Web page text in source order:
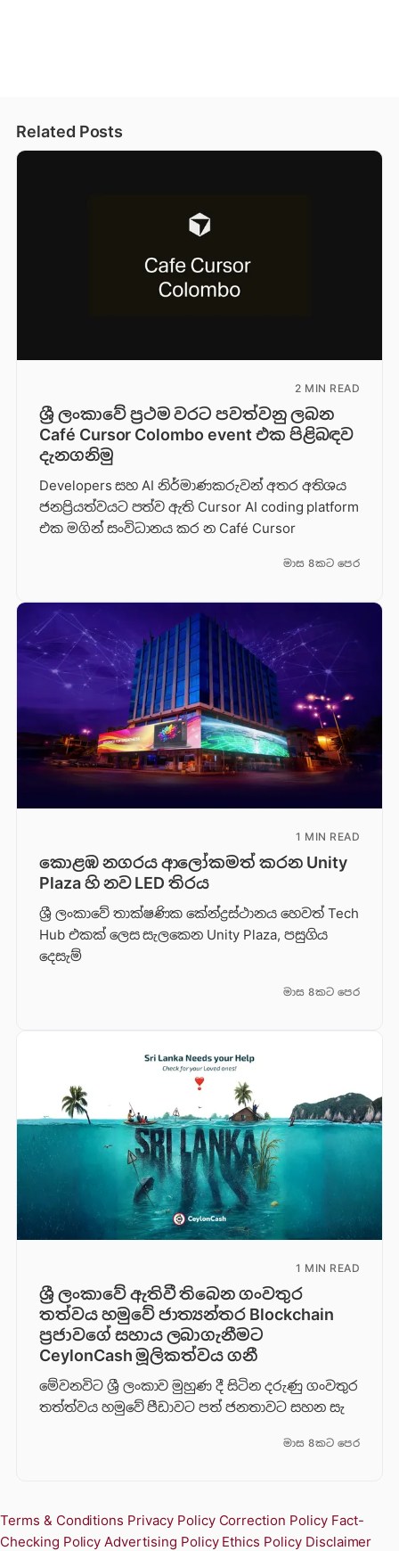
Related Posts
2 MIN READ
ශ්‍රී ලංකාවේ ප්‍රථම වරට පවත්වනු ලබන
Café Cursor Colombo event එක පිළිබඳව
දැනගනිමු
Developers සහ AI නිර්මාණකරුවන් අතර අතිශය
ජනප්‍රියත්වයට පත්ව ඇති Cursor AI coding platform
එක මගින් සංවිධානය කර න Café Cursor
මාස 8කට පෙර
1 MIN READ
කොළඹ නගරය ආලෝකමත් කරන Unity
Plaza හි නව LED තිරය
ශ්‍රී ලංකාවේ තාක්ෂණික කේන්ද්‍රස්ථානය හෙවත් Tech
Hub එකක් ලෙස සැලකෙන Unity Plaza, පසුගිය
දෙසැම්
මාස 8කට පෙර
1 MIN READ
ශ්‍රී ලංකාවේ ඇතිවී තිබෙන ගංවතුර
තත්වය හමුවේ ජාත්‍යන්තර Blockchain
ප්‍රජාවගේ සහාය ලබාගැනීමට
CeylonCash මූලිකත්වය ග​නී
මේවනවිට ශ්‍රී ලංකාව මුහුණ දී සිටින දරුණු ගංවතුර
තත්ත්වය හමුවේ පීඩාවට පත් ජනතාවට සහන සැ
මාස 8කට පෙර
Terms & Conditions Privacy Policy Correction Policy Fact-
Checking Policy Advertising Policy Ethics Policy Disclaimer